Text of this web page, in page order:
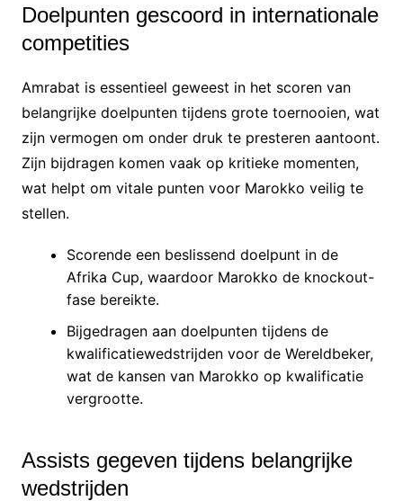
Doelpunten gescoord in internationale
competities
Amrabat is essentieel geweest in het scoren van
belangrijke doelpunten tijdens grote toernooien, wat
zijn vermogen om onder druk te presteren aantoont.
Zijn bijdragen komen vaak op kritieke momenten,
wat helpt om vitale punten voor Marokko veilig te
stellen.
Scorende een beslissend doelpunt in de
Afrika Cup, waardoor Marokko de knockout-
fase bereikte.
Bijgedragen aan doelpunten tijdens de
kwalificatiewedstrijden voor de Wereldbeker,
wat de kansen van Marokko op kwalificatie
vergrootte.
Assists gegeven tijdens belangrijke
wedstrijden